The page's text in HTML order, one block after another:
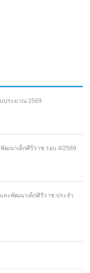
ประมาณ 2569
ฒนาเด็กศิริราช รอบ 4/2569
ละพัฒนาเด็กศิริราช ประจำ